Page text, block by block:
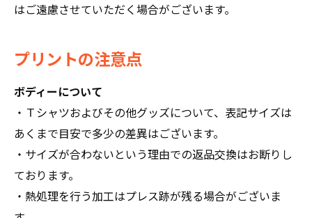
はご遠慮させていただく場合がございます。
プリントの注意点
ボディーについて
・Ｔシャツおよびその他グッズについて、表記サイズは
あくまで目安で多少の差異はございます。
・サイズが合わないという理由での返品交換はお断りし
ております。
・熱処理を行う加工はプレス跡が残る場合がございま